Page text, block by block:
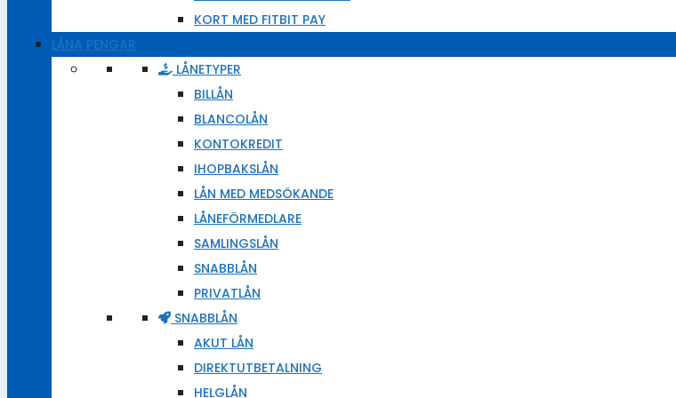
KORT MED FITBIT PAY
LÅNA PENGAR
LÅNETYPER
BILLÅN
BLANCOLÅN
KONTOKREDIT
IHOPBAKSLÅN
LÅN MED MEDSÖKANDE
LÅNEFÖRMEDLARE
SAMLINGSLÅN
SNABBLÅN
PRIVATLÅN
SNABBLÅN
AKUT LÅN
DIREKTUTBETALNING
HELGLÅN